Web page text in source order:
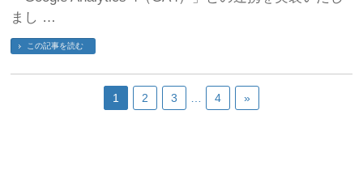
まし …
この記事を読む
1 2 3 4 »